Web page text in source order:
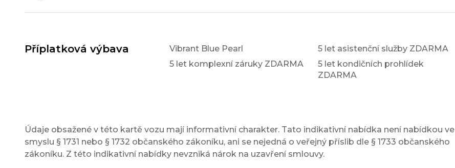
Příplatková výbava
Vibrant Blue Pearl
5 let komplexní záruky ZDARMA
5 let asistenční služby ZDARMA
5 let kondičních prohlídek
ZDARMA
Údaje obsažené v této kartě vozu mají informativní charakter. Tato indikativní nabídka není nabídkou ve
smyslu § 1731 nebo § 1732 občanského zákoníku, ani se nejedná o veřejný příslib dle § 1733 občanského
zákoníku. Z této indikativní nabídky nevzniká nárok na uzavření smlouvy.